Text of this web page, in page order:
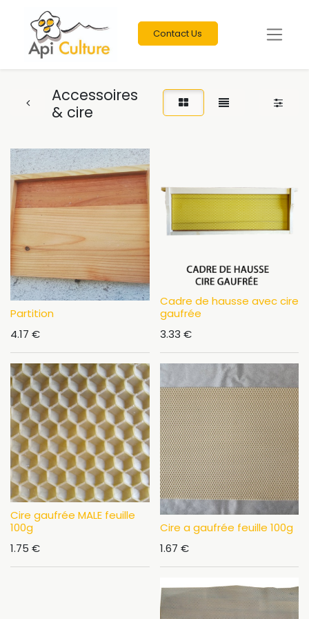
Contact Us
Accessoires
& cire
Partition
4.17 €
Cadre de hausse avec cire
gaufrée
3.33 €
Cire gaufrée MALE feuille
100g
1.75 €
Cire a gaufrée feuille 100g
1.67 €